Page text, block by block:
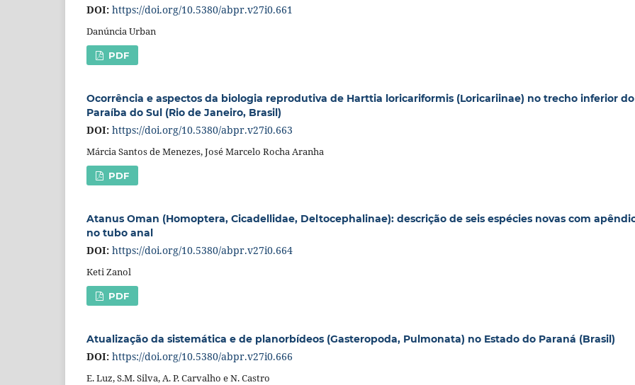
DOI: https://doi.org/10.5380/abpr.v27i0.661
Danúncia Urban
PDF
Ocorrência e aspectos da biologia reprodutiva de Harttia loricariformis (Loricariinae) no trecho inferior
Paraíba do Sul (Rio de Janeiro, Brasil)
DOI: https://doi.org/10.5380/abpr.v27i0.663
Márcia Santos de Menezes, José Marcelo Rocha Aranha
PDF
Atanus Oman (Homoptera, Cicadellidae, Deltocephalinae): descrição de seis espécies novas com
no tubo anal
DOI: https://doi.org/10.5380/abpr.v27i0.664
Keti Zanol
PDF
Atualização da sistemática e de planorbídeos (Gasteropoda, Pulmonata) no Estado do Paraná (Brasil)
DOI: https://doi.org/10.5380/abpr.v27i0.666
E. Luz, S.M. Silva, A. P. Carvalho e N. Castro